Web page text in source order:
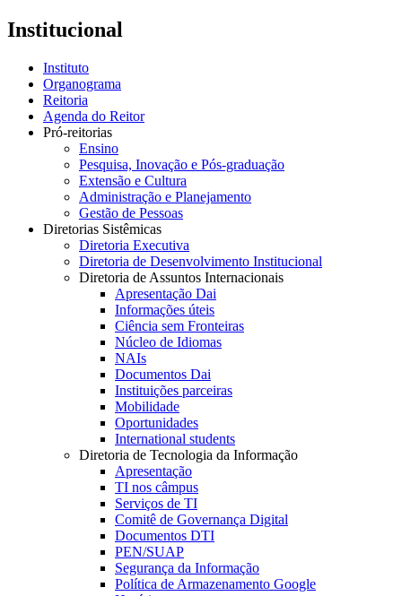
Institucional
Instituto
Organograma
Reitoria
Agenda do Reitor
Pró-reitorias
Ensino
Pesquisa, Inovação e Pós-graduação
Extensão e Cultura
Administração e Planejamento
Gestão de Pessoas
Diretorias Sistêmicas
Diretoria Executiva
Diretoria de Desenvolvimento Institucional
Diretoria de Assuntos Internacionais
Apresentação Dai
Informações úteis
Ciência sem Fronteiras
Núcleo de Idiomas
NAIs
Documentos Dai
Instituições parceiras
Mobilidade
Oportunidades
International students
Diretoria de Tecnologia da Informação
Apresentação
TI nos câmpus
Serviços de TI
Comitê de Governança Digital
Documentos DTI
PEN/SUAP
Segurança da Informação
Política de Armazenamento Google